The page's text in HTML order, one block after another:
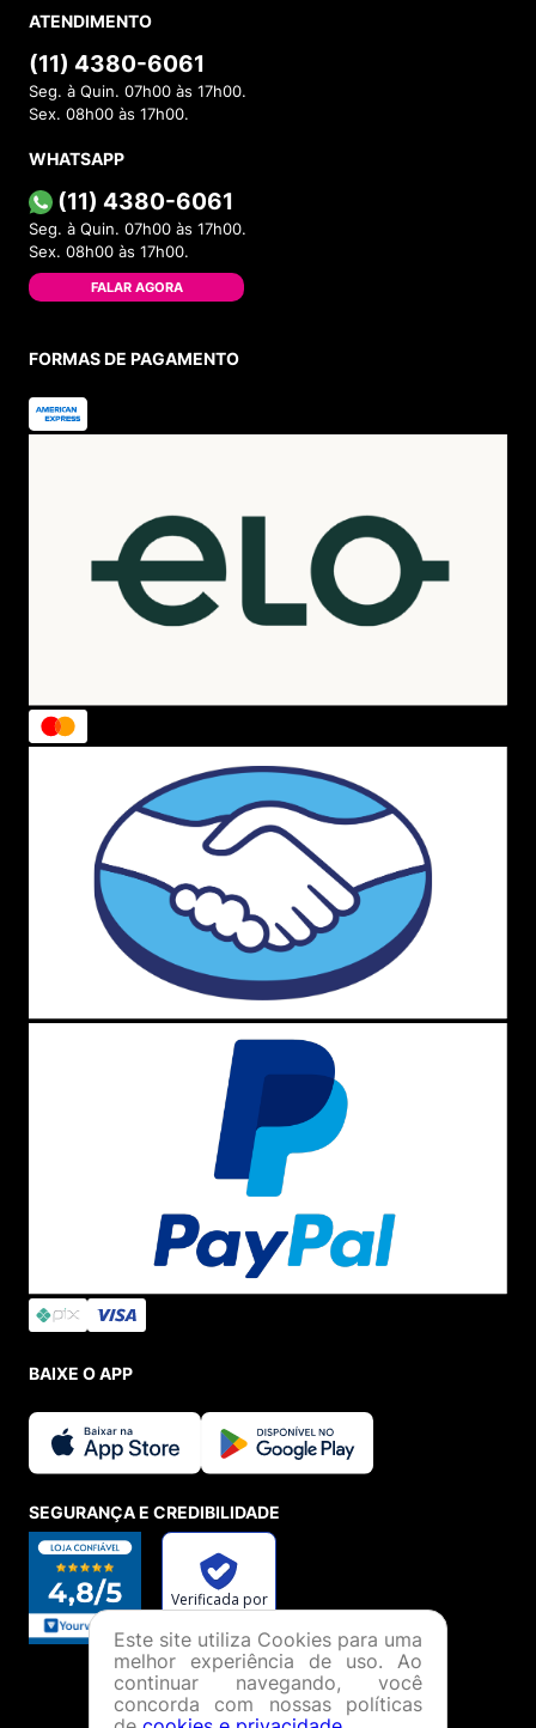
ATENDIMENTO
(11) 4380-6061
Seg. à Quin. 07h00 às 17h00.
Sex. 08h00 às 17h00.
WHATSAPP
(11) 4380-6061
Seg. à Quin. 07h00 às 17h00.
Sex. 08h00 às 17h00.
FALAR AGORA
FORMAS DE PAGAMENTO
BAIXE O APP
SEGURANÇA E CREDIBILIDADE
Este site utiliza Cookies para uma
melhor experiência de uso. Ao
continuar navegando, você
concorda com nossas políticas